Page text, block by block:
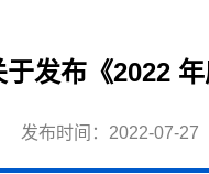
发布《2022
发布时间：2022-07-27